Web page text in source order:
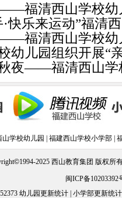
福清西山学校幼
·快乐来运动”福清
福清西山学校幼
幼儿园组织开展“
夜——福清西山学
山学校幼儿园 福建西山学校小学部
©1994-2025 西山教育集团 版权所
闽ICP备10203392
幼儿园更新统计| 小学部更新统计